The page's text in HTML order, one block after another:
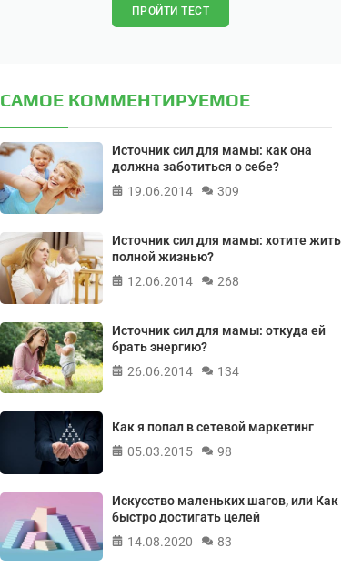
ПРОЙТИ ТЕСТ
САМОЕ КОММЕНТИРУЕМОЕ
Источник сил для мамы: как она
должна заботиться о себе?
19.06.2014
309
Источник сил для мамы: хотите жить
полной жизнью?
12.06.2014
268
Источник сил для мамы: откуда ей
брать энергию?
26.06.2014
134
Как я попал в сетевой маркетинг
05.03.2015
98
Искусство маленьких шагов, или Как
быстро достигать целей
14.08.2020
83